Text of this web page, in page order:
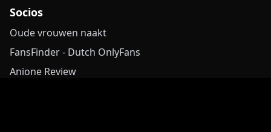
Socios
Oude vrouwen naakt
FansFinder - Dutch OnlyFans
Anione Review